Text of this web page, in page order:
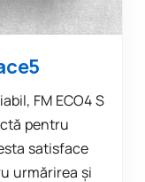
FM ECO4 S
pentru
satisface
urmărirea și